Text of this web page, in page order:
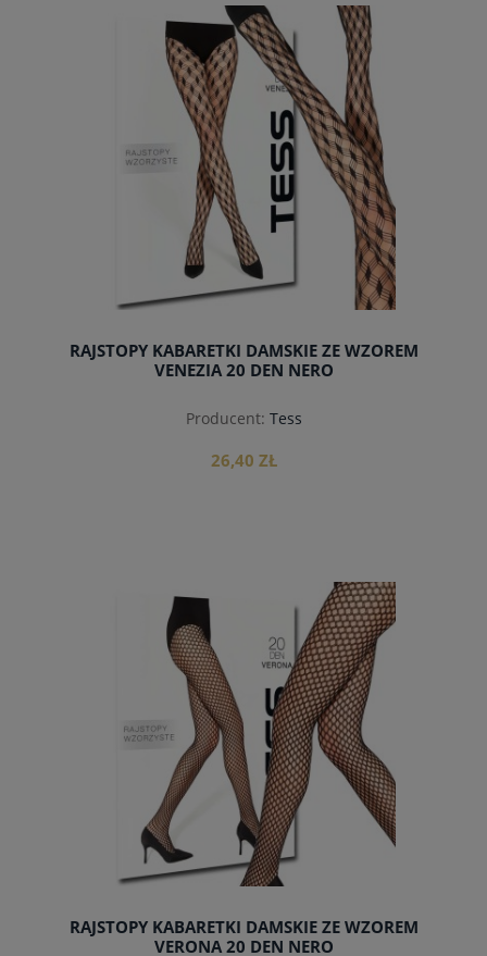
do koszyka
RAJSTOPY KABARETKI DAMSKIE ZE WZOREM
VENEZIA 20 DEN NERO
Producent: Tess
26,40 ZŁ
do koszyka
RAJSTOPY KABARETKI DAMSKIE ZE WZOREM
VERONA 20 DEN NERO